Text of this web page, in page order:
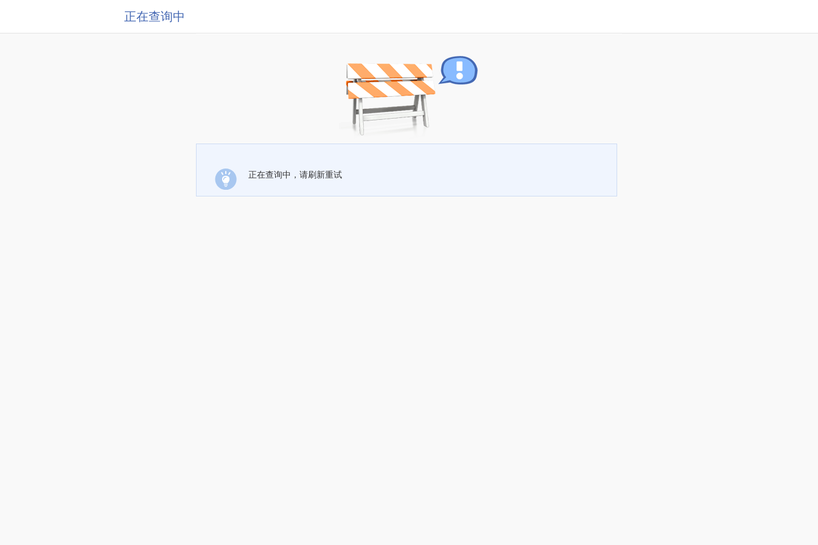
正在查询中
正在查询中，请刷新重试